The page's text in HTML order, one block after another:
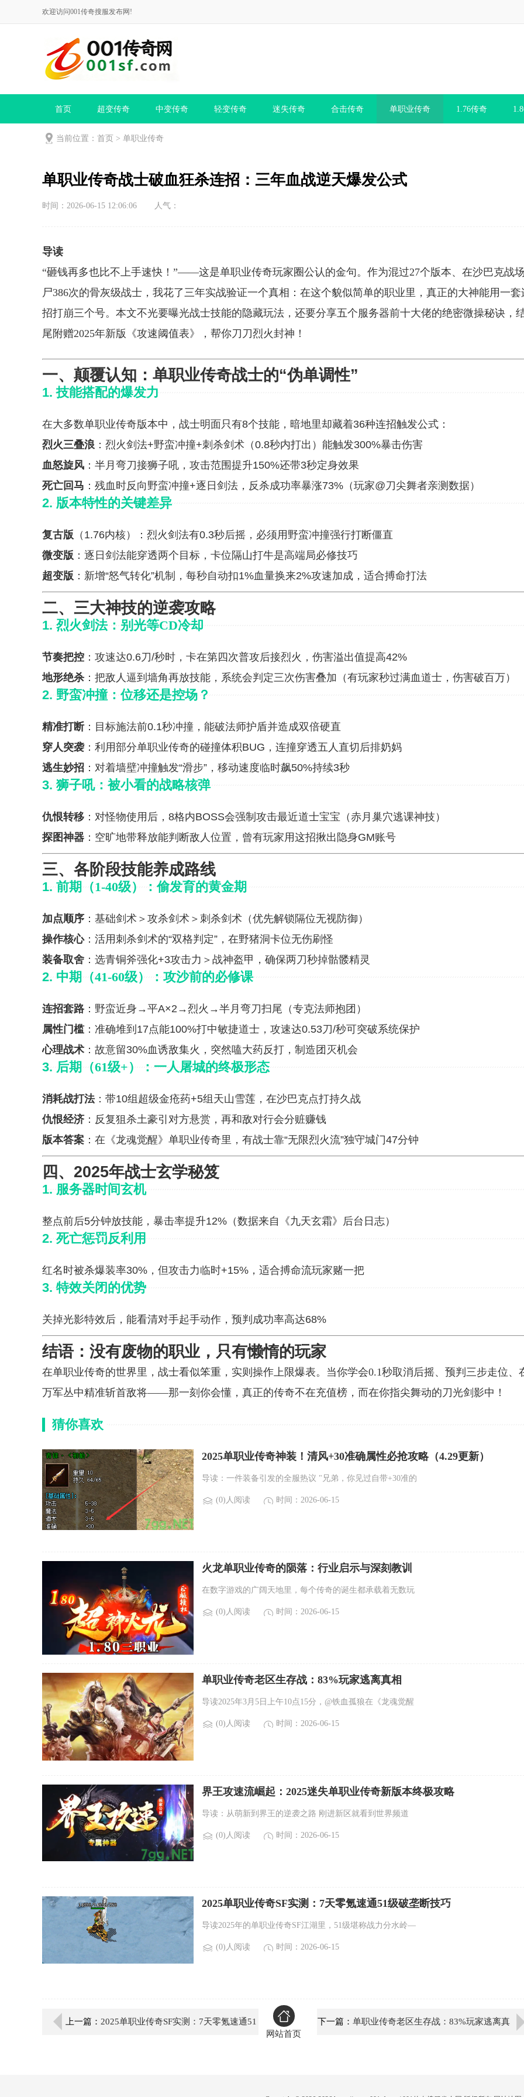
欢迎访问001传奇搜服发布网!
首页 超变传奇 中变传奇 轻变传奇 迷失传奇 合击传奇 单职业传奇 1.76传奇
当前位置： 首页 > 单职业传奇
单职业传奇战士破血狂杀连招：三年血战逆天爆发公式
时间：2026-06-15 12:06:06 人气：
导读
“砸钱再多也比不上手速快！”——这是单职业传奇玩家圈公认的金句。作为混过27个版本、在沙巴克战
尸386次的骨灰级战士，我花了三年实战验证一个真相：在这个貌似简单的职业里，真正的大神能用一套
招打崩三个号。本文不光要曝光战士技能的隐藏玩法，还要分享五个服务器前十大佬的绝密微操秘诀，
尾附赠2025年新版《攻速阈值表》，帮你刀刀烈火封神！
一、颠覆认知：单职业传奇战士的“伪单调性”
1.技能搭配的爆发力
在大多数单职业传奇版本中，战士明面只有8个技能，暗地里却藏着36种连招触发公式：
烈火三叠浪 ：烈火剑法+野蛮冲撞+刺杀剑术（0.8秒内打出）能触发300%暴击伤害
血怒旋风 ：半月弯刀接狮子吼，攻击范围提升150%还带3秒定身效果
死亡回马 ：残血时反向野蛮冲撞+逐日剑法，反杀成功率暴涨73%（玩家@刀尖舞者亲测数据）
2. 版本特性的关键差异
复古版 （1.76内核）：烈火剑法有0.3秒后摇，必须用野蛮冲撞强行打断僵直
微变版 ：逐日剑法能穿透两个目标，卡位隔山打牛是高端局必修技巧
超变版 ：新增“怒气转化”机制，每秒自动扣1%血量换来2%攻速加成，适合搏命打法
二、三大神技的逆袭攻略
1. 烈火剑法：别光等CD冷却
节奏把控 ：攻速达0.6刀/秒时，卡在第四次普攻后接烈火，伤害溢出值提高42%
地形绝杀 ：把敌人逼到墙角再放技能，系统会判定三次伤害叠加（有玩家秒过满血道士，伤害破百万）
2. 野蛮冲撞：位移还是控场？
精准打断：目标施法前0.1秒冲撞，能破法师护盾并造成双倍硬直
穿人突袭：利用部分单职业传奇的碰撞体积BUG，连撞穿透五人直切后排奶妈
逃生妙招 ：对着墙壁冲撞触发“滑步”，移动速度临时飙50%持续3秒
3. 狮子吼：被小看的战略核弹
仇恨转移 ：对怪物使用后，8格内BOSS会强制攻击最近道士宝宝（赤月巢穴逃课神技）
探图神器 ：空旷地带释放能判断敌人位置，曾有玩家用这招揪出隐身GM账号
三、各阶段技能养成路线
1. 前期（1-40级）：偷发育的黄金期
加点顺序 ：基础剑术＞攻杀剑术＞刺杀剑术（优先解锁隔位无视防御）
操作核心：活用刺杀剑术的“双格判定”，在野猪洞卡位无伤刷怪
装备取舍 ：选青铜斧强化+3攻击力＞战神盔甲，确保两刀秒掉骷髅精灵
2. 中期（41-60级）：攻沙前的必修课
连招套路 ：野蛮近身→平A×2→烈火→半月弯刀扫尾（专克法师抱团）
属性门槛：准确堆到17点能100%打中敏捷道士，攻速达0.53刀/秒可突破系统保护
心理战术 ：故意留30%血诱敌集火，突然嗑大药反打，制造团灭机会
3. 后期（61级+）：一人屠城的终极形态
消耗战打法：带10组超级金疮药+5组天山雪莲，在沙巴克点打持久战
仇恨经济：反复狙杀土豪引对方悬赏，再和敌对行会分赃赚钱
版本答案 ：在《龙魂觉醒》单职业传奇里，有战士靠“无限烈火流”独守城门47分钟
四、2025年战士玄学秘笈
1. 服务器时间玄机
整点前后5分钟放技能，暴击率提升12%（数据来自《九天玄霜》后台日志）
2. 死亡惩罚反利用
红名时被杀爆装率30%，但攻击力临时+15%，适合搏命流玩家赌一把
3. 特效关闭的优势
关掉光影特效后，能看清对手起手动作，预判成功率高达68%
结语：没有废物的职业，只有懒惰的玩家
在单职业传奇的世界里，战士看似笨重，实则操作上限爆表。当你学会0.1秒取消后摇、预判三步走位、
万军丛中精准斩首敌将——那一刻你会懂，真正的传奇不在充值榜，而在你指尖舞动的刀光剑影中！
猜你喜欢
2025单职业传奇神装！清风+30准确属性必抢攻略（4.29更新）
导读：一件装备引发的全服热议 "兄弟，你见过自带+30准的
(0)人阅读 时间：2026-06-15
火龙单职业传奇的陨落：行业启示与深刻教训
在数字游戏的广阔天地里，每个传奇的诞生都承载着无数玩
(0)人阅读 时间：2026-06-15
单职业传奇老区生存战：83%玩家逃离真相
导读2025年3月5日上午10点15分，@铁血孤狼在《龙魂觉醒
(0)人阅读 时间：2026-06-15
界王攻速流崛起：2025迷失单职业传奇新版本终极攻略
导读：从萌新到界王的逆袭之路 刚进新区就看到世界频道
(0)人阅读 时间：2026-06-15
2025单职业传奇SF实测：7天零氪速通51级破垄断技巧
导读2025年的单职业传奇SF江湖里，51级堪称战力分水岭—
(0)人阅读 时间：2026-06-15
上一篇： 2025单职业传奇SF实测：7天零氪速通51
网站首页
下一篇： 单职业传奇老区生存战：83%玩家逃离真